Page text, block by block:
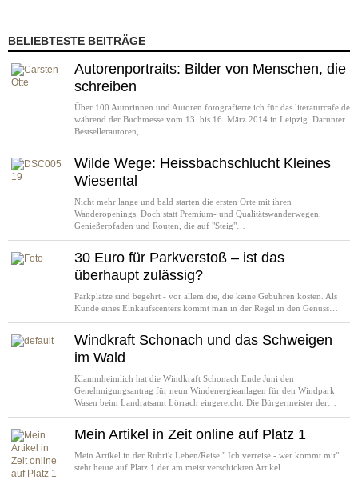
BELIEBTESTE BEITRÄGE
Autorenportraits: Bilder von Menschen, die
schreiben
Über 100 Autorinnen und Autoren fotografierte ich für das literaturcafe.de
während der Buchmesse vom 13. bis 16. März 2014 in Leipzig. Darunter
Bestsellerautoren,…
Wilde Wege: Heissbachschlucht Kleines
Wiesental
Nicht mehr lange und bald starten die ersten Orte mit ihren
Wanderopenings. Doch statt Premium- und Qualitätswanderwegen,
Genießerpfaden und Routen, die auf "Steig"…
30 Euro für Parkverstoß – ist das
überhaupt zulässig?
Parkplätze sind begehrt - vor allem die, die keine Gebühren kosten. Als
Kunde eines Einkaufscenters kommt man in der Regel in den Genuss…
Windkraft Schonach und das Schweigen
im Wald
Klammheimlich hat die Windkraft Schonach Ende Juni den
Genehmigungsantrag für neun Windenergieanlagen für den Windpark
Wasen beim Landratsamt Lörrach eingereicht. Die Bürgermeister der…
Mein Artikel in Zeit online auf Platz 1
Mein Artikel in der Rubrik Leben/Reise " Ich verreise - wer kommt mit"
steht heute auf Platz 1 der am meist verschickten Artikel.